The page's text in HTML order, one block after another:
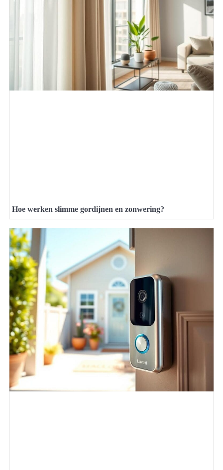
Hoe werken slimme gordijnen en zonwering?